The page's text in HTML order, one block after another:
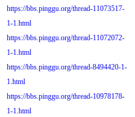
https://bbs.pinggu.org/thread-11073517-
1-1.html
https://bbs.pinggu.org/thread-11072072-
1-1.html
https://bbs.pinggu.org/thread-8494420-1-
1.html
https://bbs.pinggu.org/thread-10978178-
1-1.html